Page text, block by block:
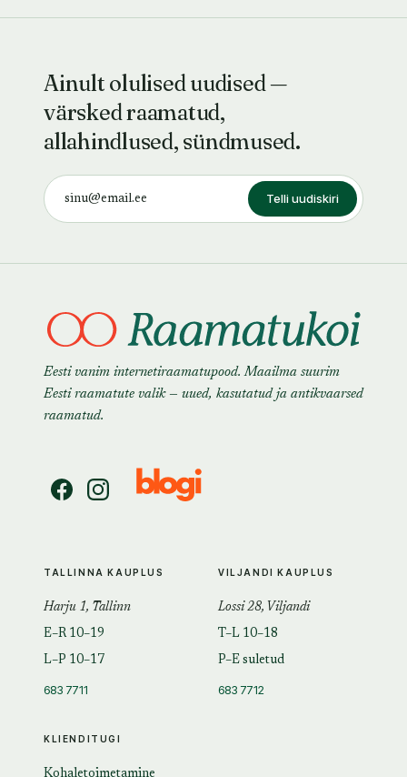
Ainult olulised uudised —
värsked raamatud,
allahindlused, sündmused.
Telli uudiskiri
Eesti vanim internetiraamatupood. Maailma suurim
Eesti raamatute valik — uued, kasutatud ja antikvaarsed
raamatud.
KLIENDITUGI
TALLINNA KAUPLUS
Harju 1, Tallinn
E–R 10–19
L–P 10–17
683 7711
VILJANDI KAUPLUS
Lossi 28, Viljandi
T–L 10–18
P–E suletud
683 7712